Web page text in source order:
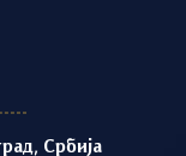
Србија